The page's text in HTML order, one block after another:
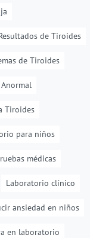
de Tiroides
de Tiroides
Tiroides
para niños
médicas
Laboratorio clínico
ansiedad en niños
en laboratorio